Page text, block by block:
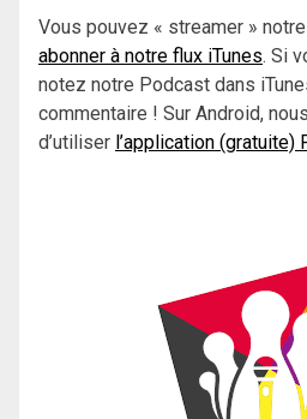
Vous pouvez « streamer »
abonner à notre flux iTunes. Si
notez notre Podcast dans
commentaire ! Sur Android,
d’utiliser l’application (gratuite)